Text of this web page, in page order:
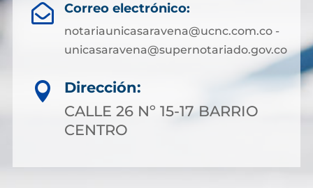
 Correo electrónico:
notariaunicasaravena@ucnc.com.co -
unicasaravena@supernotariado.gov.co

Dirección:
CALLE 26 Nº 15-17 BARRIO
CENTRO